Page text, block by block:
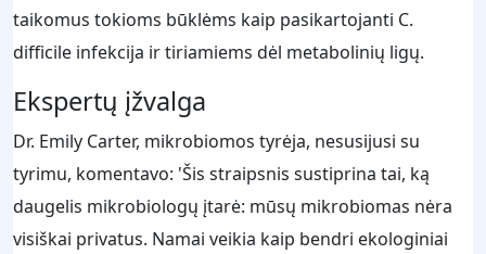
taikomus tokioms būklėms kaip pasikartojanti C.
difficile infekcija ir tiriamiems dėl metabolinių ligų.
Ekspertų įžvalga
Dr. Emily Carter, mikrobiomos tyrėja, nesusijusi su
tyrimu, komentavo: 'Šis straipsnis sustiprina tai, ką
daugelis mikrobiologų įtarė: mūsų mikrobiomas nėra
visiškai privatus. Namai veikia kaip bendri ekologiniai